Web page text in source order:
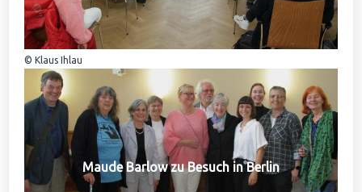
© Klaus Ihlau
Maude Barlow zu Besuch in Berlin